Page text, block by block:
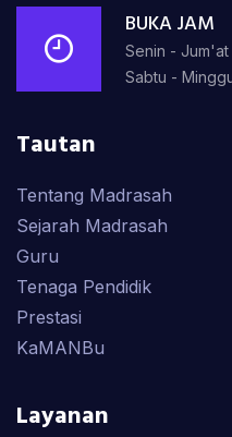
BUKA JAM
Senin -
Sabtu -
Tautan
Tentang Madrasah
Sejarah Madrasah
Guru
Tenaga Pendidik
Prestasi
KaMANBu
Layanan